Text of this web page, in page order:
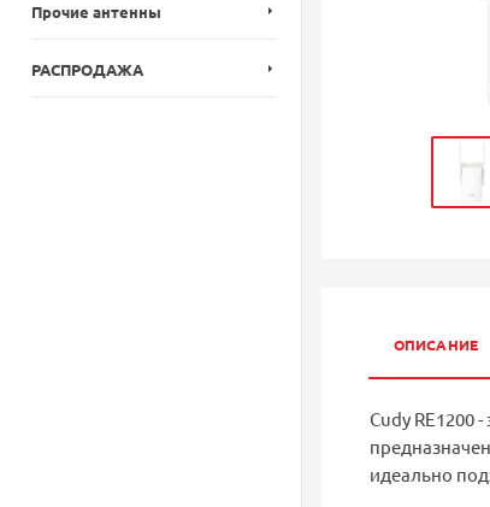
Прочие антенны
РАСПРОДАЖА
ОПИСАНИЕ
Cudy RE1200
идеально